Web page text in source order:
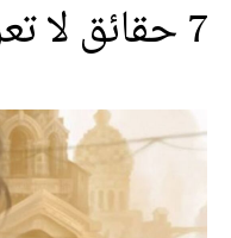
7 حقائق لا تعرفينها عن الدموع